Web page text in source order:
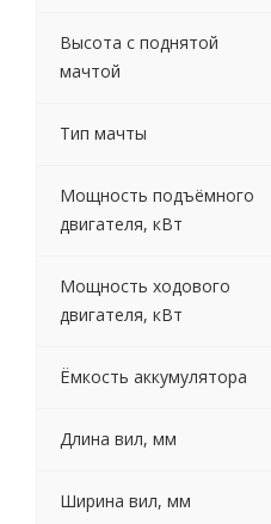
Высота с поднятой
мачтой
Тип мачты
Мощность подъёмного
двигателя, кВт
Мощность ходового
двигателя, кВт
Ёмкость аккумулятора
Длина вил, мм
Ширина вил, мм